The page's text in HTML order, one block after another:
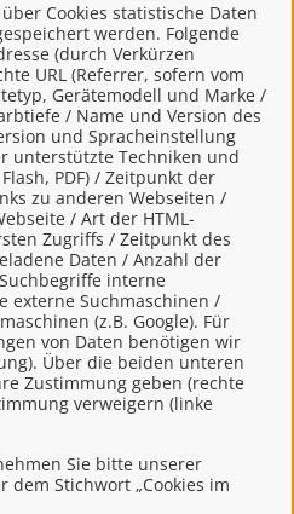
Cookies statistische Daten
werden. Folgende
(durch Verkürzen
URL (Referrer, sofern vom
Gerätemodell und Marke /
/ Name und Version des
und Spracheinstellung
unterstützte Techniken und
PDF) / Zeitpunkt der
zu anderen Webseiten /
/ Art der HTML-
Zugriffs / Zeitpunkt des
Daten / Anzahl der
interne
externe Suchmaschinen /
(z.B. Google). Für
von Daten benötigen wir
Über die beiden unteren
Zustimmung geben (rechte
verweigern (linke
Sie bitte unserer
Stichwort „Cookies im
Erstantrag